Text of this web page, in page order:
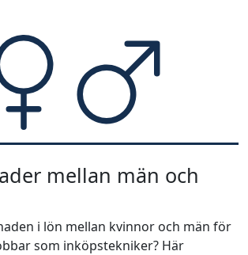
mellan män och
i lön mellan kvinnor och män för
som inköpstekniker? Här